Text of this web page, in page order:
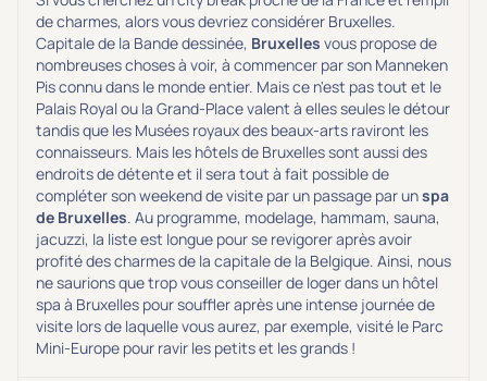
Transports & hébergement
Soins sans hébergement
(0)
Offre séjour + vol inclus
(0)
de charmes, alors vous devriez considérer Bruxelles.
Capitale de la Bande dessinée, Bruxelles vous propose de
nombreuses choses à voir, à commencer par son Manneken
Pis connu dans le monde entier. Mais ce n'est pas tout et le
Palais Royal ou la Grand-Place valent à elles seules le détour
tandis que les Musées royaux des beaux-arts raviront les
connaisseurs. Mais les hôtels de Bruxelles sont aussi des
endroits de détente et il sera tout à fait possible de
compléter son weekend de visite par un passage par unspa
de Bruxelles. Au programme, modelage, hammam, sauna,
jacuzzi, la liste est longue pour se revigorer après avoir
profité des charmes de la capitale de la Belgique. Ainsi, nous
ne saurions que trop vous conseiller de loger dans un hôtel
spa à Bruxelles pour souffler après une intense journée de
visite lors de laquelle vous aurez, par exemple, visité le Parc
Mini-Europe pour ravir les petits et les grands !